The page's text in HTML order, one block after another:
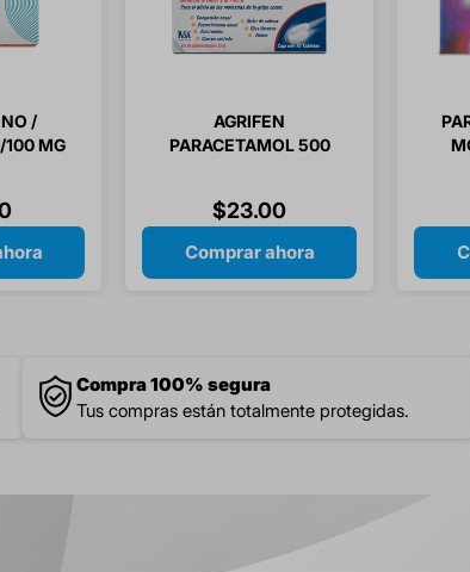
/
MG
AGRIFEN
PARACETAMOL 500
CLORFENAMINA 4 MG
$23.00
Comprar ahora
Compra 100% segura
Tus compras están totalmente protegidas.